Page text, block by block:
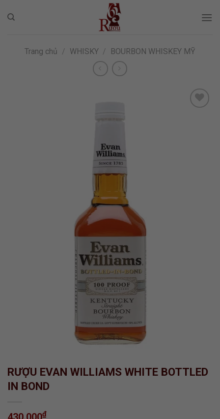
Trang chủ / WHISKY / BOURBON WHISKEY MỸ
RƯỢU EVAN WILLIAMS WHITE BOTTLED
IN BOND
₫